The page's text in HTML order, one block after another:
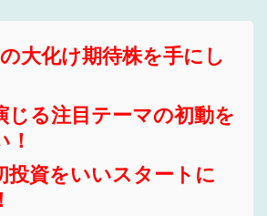
大化け期待株を手にし
じる注目テーマの初動を
投資をいいスタートに